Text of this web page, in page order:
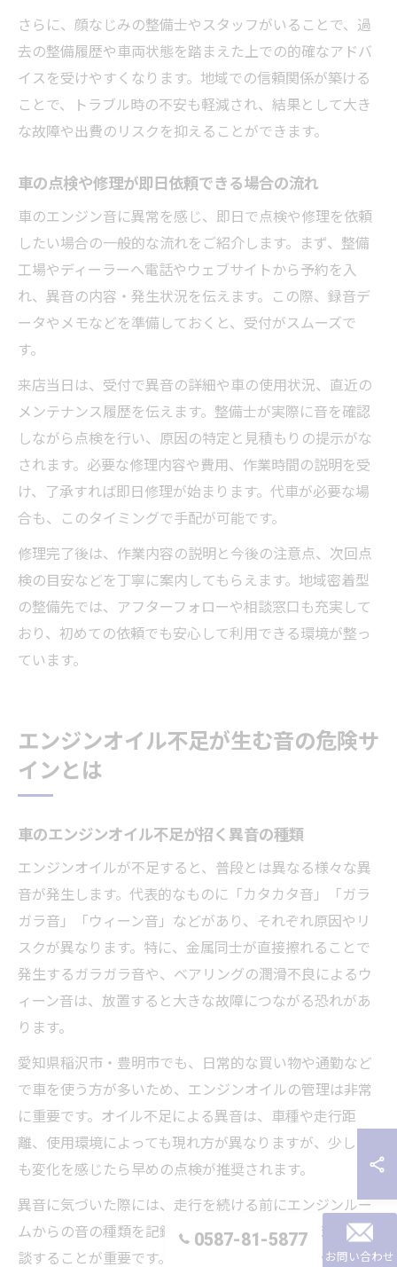
さらに、顔なじみの整備士やスタッフがいることで、過
去の整備履歴や車両状態を踏まえた上での的確なアドバ
イスを受けやすくなります。地域での信頼関係が築ける
ことで、トラブル時の不安も軽減され、結果として大き
な故障や出費のリスクを抑えることができます。
車の点検や修理が即日依頼できる場合の流れ
車のエンジン音に異常を感じ、即日で点検や修理を依頼
したい場合の一般的な流れをご紹介します。まず、整備
工場やディーラーへ電話やウェブサイトから予約を入
れ、異音の内容・発生状況を伝えます。この際、録音デ
ータやメモなどを準備しておくと、受付がスムーズで
す。
来店当日は、受付で異音の詳細や車の使用状況、直近の
メンテナンス履歴を伝えます。整備士が実際に音を確認
しながら点検を行い、原因の特定と見積もりの提示がな
されます。必要な修理内容や費用、作業時間の説明を受
け、了承すれば即日修理が始まります。代車が必要な場
合も、このタイミングで手配が可能です。
修理完了後は、作業内容の説明と今後の注意点、次回点
検の目安などを丁寧に案内してもらえます。地域密着型
の整備先では、アフターフォローや相談窓口も充実して
おり、初めての依頼でも安心して利用できる環境が整っ
ています。
エンジンオイル不足が生む音の危険サ
インとは
車のエンジンオイル不足が招く異音の種類
エンジンオイルが不足すると、普段とは異なる様々な異
音が発生します。代表的なものに「カタカタ音」「ガラ
ガラ音」「ウィーン音」などがあり、それぞれ原因やリ
スクが異なります。特に、金属同士が直接擦れることで
発生するガラガラ音や、ベアリングの潤滑不良によるウ
ィーン音は、放置すると大きな故障につながる恐れがあ
ります。
愛知県稲沢市・豊明市でも、日常的な買い物や通勤など
で車を使う方が多いため、エンジンオイルの管理は非常
に重要です。オイル不足による異音は、車種や走行距
離、使用環境によっても現れ方が異なりますが、少しで
も変化を感じたら早めの点検が推奨されます。
異音に気づいた際には、走行を続ける前にエンジンルー
ムからの音の種類を記録し、整備工場やディーラーに相
談することが重要です。特に「カタカタ」「ウィーン」
0587-81-5877
お問い合わせ